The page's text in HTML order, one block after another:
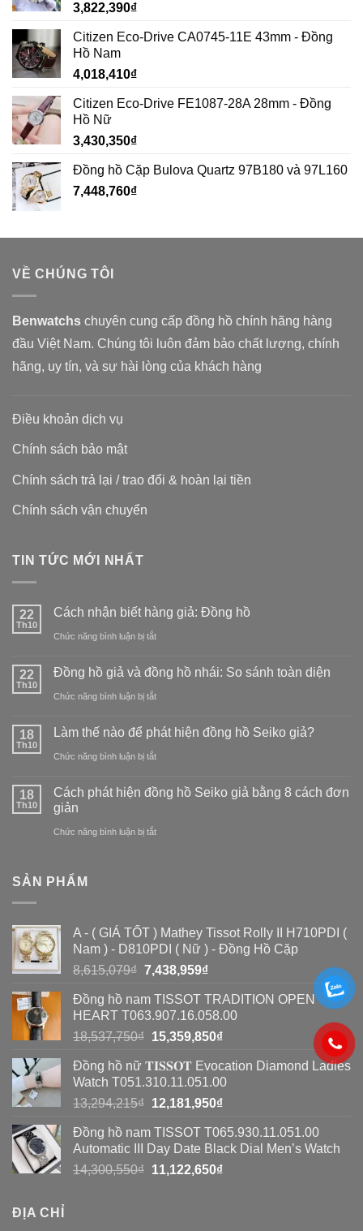
3,822,390₫
Citizen Eco-Drive CA0745-11E 43mm - Đồng
Hồ Nam
4,018,410₫
Citizen Eco-Drive FE1087-28A 28mm - Đồng
Hồ Nữ
3,430,350₫
Đồng hồ Cặp Bulova Quartz 97B180 và 97L160
7,448,760₫
VỀ CHÚNG TÔI
Benwatchs chuyên cung cấp đồng hồ chính hãng hàng
đầu Việt Nam. Chúng tôi luôn đảm bảo chất lượng, chính
hãng, uy tín, và sự hài lòng của khách hàng
Điều khoản dịch vụ
Chính sách bảo mật
Chính sách trả lại / trao đổi & hoàn lại tiền
Chính sách vận chuyển
TIN TỨC MỚI NHẤT
22
Th10
Cách nhận biết hàng giả: Đồng hồ
Chức năng bình luận bị tắtở
nhận
hàng
hồ
22
Th10
Đồng hồ giả và đồng hồ nhái: So sánh toàn diện
Chức năng bình luận bị tắtở
và
hồ
diện
18
Th10
Làm thế nào để phát hiện đồng hồ Seiko giả?
Chức năng bình luận bị tắtở
thế
hồ
18
Th10
Cách phát hiện đồng hồ Seiko giả bằng 8 cách đơn
giản
Chức năng bình luận bị tắtở
hồ
Seiko
bằng
8
đơn
giản
SẢN PHẨM
A - ( GIÁ TỐT ) Mathey Tissot Rolly II H710PDI (
Nam ) - D810PDI ( Nữ ) - Đồng Hồ Cặp
8,615,079₫ Giá
là:
8,615,079₫.
7,438,959₫Giá
tại
là:
7,438,959₫.
Đồng hồ nam TISSOT TRADITION OPEN
HEART T063.907.16.058.00
18,537,750₫ Giá
là:
18,537,750₫.
15,359,850₫Giá
tại
là:
15,359,850₫.
Đồng hồ nữ 𝐓𝐈𝐒𝐒𝐎𝐓 Evocation Diamond Ladies
Watch T051.310.11.051.00
13,294,215₫ Giá
là:
13,294,215₫.
12,181,950₫Giá
tại
là:
12,181,950₫.
Đồng hồ nam TISSOT T065.930.11.051.00
Automatic III Day Date Black Dial Men’s Watch
14,300,550₫ Giá
11,122,650₫Giá
ĐỊA CHỈ